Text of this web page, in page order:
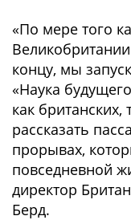
«По мере того
концу, мы
«Наука
как британских,
рассказать
прорывах,
повседневной
директор
Берд.